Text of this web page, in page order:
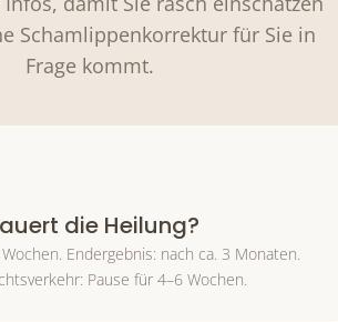
Schamlippenkorrektur für Sie in
Frage kommt.
die Heilung?
Endergebnis: nach ca. 3 Monaten.
Pause für 4–6 Wochen.